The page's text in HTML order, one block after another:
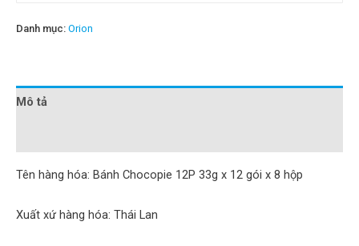
Danh mục: Orion
Mô tả
Tên hàng hóa: Bánh Chocopie 12P 33g x 12 gói x 8 hộp
Xuất xứ hàng hóa: Thái Lan